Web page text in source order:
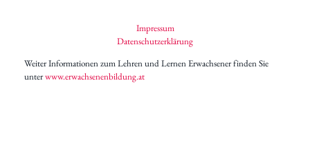
Impressum
Datenschutzerklärung
Weiter Informationen zum Lehren und Lernen Erwachsener finden Sie
unterwww.erwachsenenbildung.at